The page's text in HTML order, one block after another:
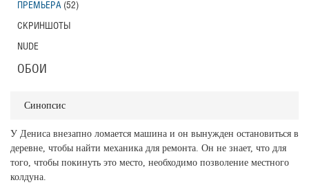
Синопсис
У Дениса внезапно ломается машина и он вынужден остановиться в
деревне, чтобы найти механика для ремонта. Он не знает, что для
того, чтобы покинуть это место, необходимо позволение местного
колдуна.
ПРЕМЬЕРА (52)
СКРИНШОТЫ
NUDE
ОБОИ